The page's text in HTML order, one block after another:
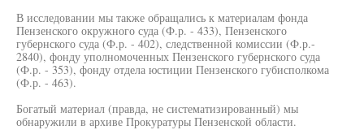
В исследовании мы также обращались к материалам фонда
Пензенского окружного суда (Ф.р. - 433), Пензенского
губернского суда (Ф.р. - 402), следственной комиссии (Ф.р.-
2840), фонду уполномоченных Пензенского губернского суда
(Ф.р. - 353), фонду отдела юстиции Пензенского губисполкома
(Ф.р. - 463).
Богатый материал (правда, не систематизированный) мы
обнаружили в архиве Прокуратуры Пензенской области.